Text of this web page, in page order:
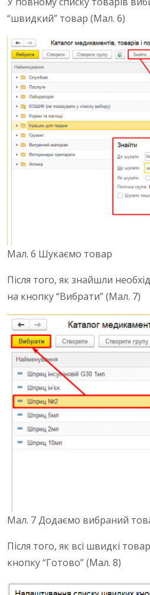
“швидкий” товар (Мал. 6)
Мал. 6 Шукаємо товар
Після того, як знайшли
на кнопку “Вибрати” (Мал. 7)
Мал. 7 Додаємо вибраний
Після того, як всі швидкі
кнопку “Готово” (Мал. 8)